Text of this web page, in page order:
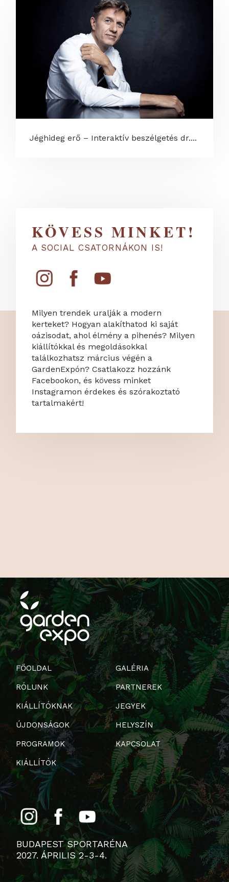
Jéghideg erő – Interaktív beszélgetés dr....
KÖVESS MINKET!
A SOCIAL CSATORNÁKON IS!
Milyen trendek uralják a modern
kerteket? Hogyan alakíthatod ki saját
oázisodat, ahol élmény a pihenés? Milyen
kiállítókkal és megoldásokkal
találkozhatsz március végén a
GardenExpón? Csatlakozz hozzánk
Facebookon, és kövess minket
Instagramon érdekes és szórakoztató
tartalmakért!
FŐOLDAL
RÓLUNK
KIÁLLÍTÓKNAK
ÚJDONSÁGOK
PROGRAMOK
KIÁLLÍTÓK
GALÉRIA
PARTNEREK
JEGYEK
HELYSZÍN
KAPCSOLAT
BUDAPEST SPORTARÉNA
2027. ÁPRILIS 2-3-4.